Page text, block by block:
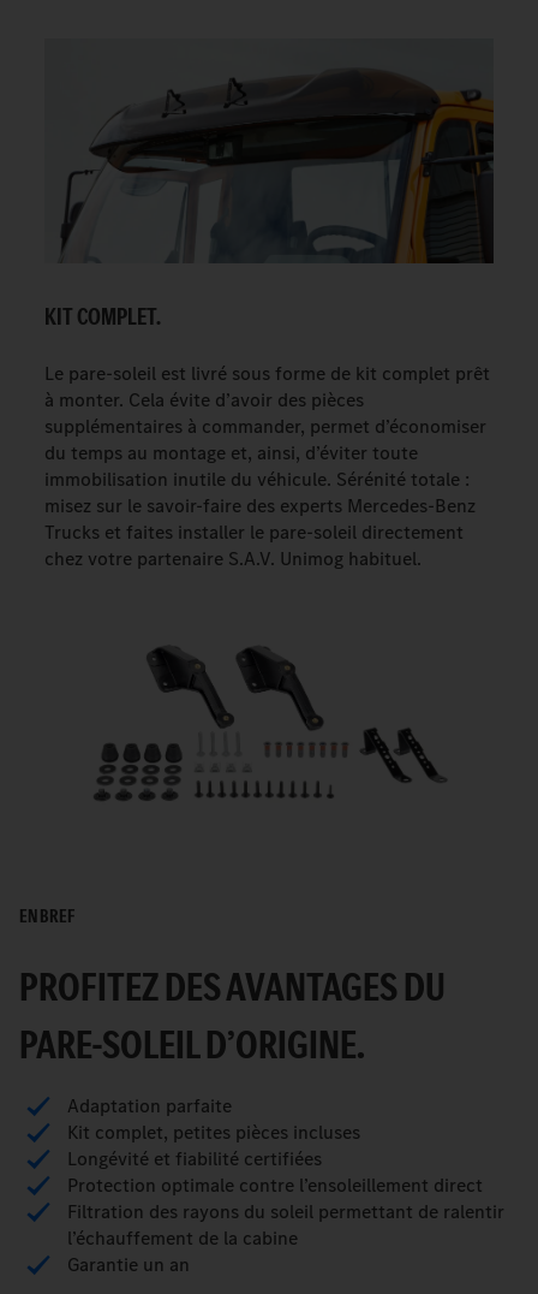
KIT COMPLET.
Le pare-soleil est livré sous forme de kit complet prêt
à monter. Cela évite d’avoir des pièces
supplémentaires à commander, permet d’économiser
du temps au montage et, ainsi, d’éviter toute
immobilisation inutile du véhicule. Sérénité totale :
misez sur le savoir-faire des experts Mercedes-Benz
Trucks et faites installer le pare-soleil directement
chez votre partenaire S.A.V. Unimog habituel.
EN BREF
PROFITEZ DES AVANTAGES DU
PARE-SOLEIL D’ORIGINE.
Adaptation parfaite
Kit complet, petites pièces incluses
Longévité et fiabilité certifiées
Protection optimale contre l’ensoleillement direct
Filtration des rayons du soleil permettant de ralentir
l’échauffement de la cabine
Garantie un an